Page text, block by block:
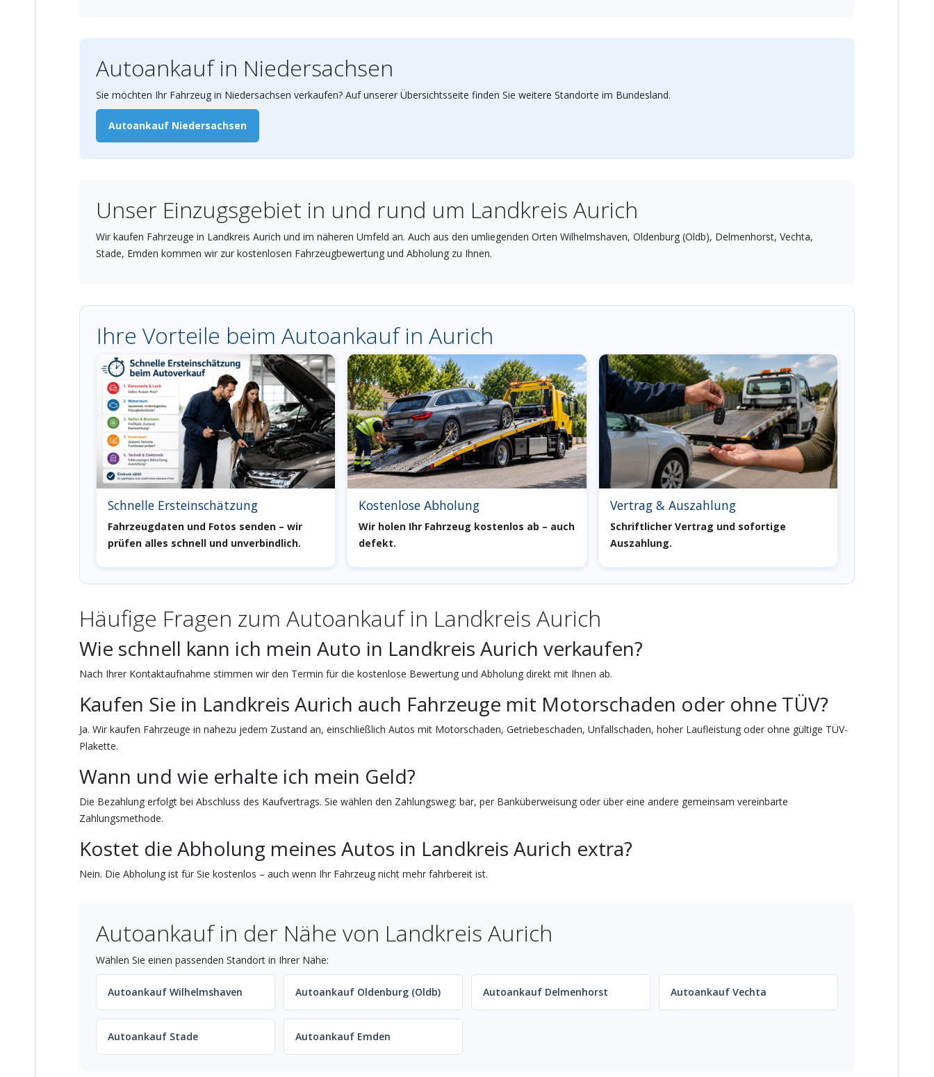
Autoankauf in Niedersachsen
Sie möchten Ihr Fahrzeug in Niedersachsen verkaufen? Auf unserer Übersichtsseite finden Sie weitere Standorte im Bundesland.
Autoankauf Niedersachsen
Unser Einzugsgebiet in und rund um Landkreis Aurich
Wir kaufen Fahrzeuge in Landkreis Aurich und im näheren Umfeld an. Auch aus den umliegenden Orten Wilhelmshaven, Oldenburg (Oldb), Delmenhorst, Vechta,
Stade, Emden kommen wir zur kostenlosen Fahrzeugbewertung und Abholung zu Ihnen.
Ihre Vorteile beim Autoankauf in Aurich
Schnelle Ersteinschätzung
Fahrzeugdaten und Fotos senden – wir
prüfen alles schnell und unverbindlich.
Kostenlose Abholung
Wir holen Ihr Fahrzeug kostenlos ab – auch
defekt.
Vertrag & Auszahlung
Schriftlicher Vertrag und sofortige
Auszahlung.
Häufige Fragen zum Autoankauf in Landkreis Aurich
Wie schnell kann ich mein Auto in Landkreis Aurich verkaufen?
Nach Ihrer Kontaktaufnahme stimmen wir den Termin für die kostenlose Bewertung und Abholung direkt mit Ihnen ab.
Kaufen Sie in Landkreis Aurich auch Fahrzeuge mit Motorschaden oder ohne TÜV?
Ja. Wir kaufen Fahrzeuge in nahezu jedem Zustand an, einschließlich Autos mit Motorschaden, Getriebeschaden, Unfallschaden, hoher Laufleistung oder ohne gültige TÜV-
Plakette.
Wann und wie erhalte ich mein Geld?
Die Bezahlung erfolgt bei Abschluss des Kaufvertrags. Sie wählen den Zahlungsweg: bar, per Banküberweisung oder über eine andere gemeinsam vereinbarte
Zahlungsmethode.
Kostet die Abholung meines Autos in Landkreis Aurich extra?
Nein. Die Abholung ist für Sie kostenlos – auch wenn Ihr Fahrzeug nicht mehr fahrbereit ist.
Autoankauf in der Nähe von Landkreis Aurich
Wählen Sie einen passenden Standort in Ihrer Nähe:
Autoankauf Wilhelmshaven Autoankauf Oldenburg (Oldb) Autoankauf Delmenhorst Autoankauf Vechta
Autoankauf Stade Autoankauf Emden